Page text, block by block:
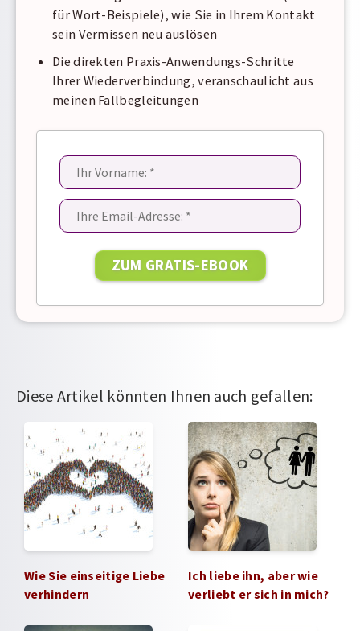
für Wort-Beispiele), wie Sie in Ihrem Kontakt
sein Vermissen neu auslösen
Die direkten Praxis-Anwendungs-Schritte
Ihrer Wiederverbindung, veranschaulicht aus
meinen Fallbegleitungen
Diese Artikel könnten Ihnen auch gefallen:
Wie Sie einseitige Liebe
verhindern
Ich liebe ihn, aber wie
verliebt er sich in mich?